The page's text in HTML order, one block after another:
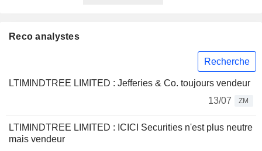
Reco analystes
Recherche
LTIMINDTREE LIMITED : Jefferies & Co. toujours vendeur
13/07
ZM
LTIMINDTREE LIMITED : ICICI Securities n'est plus neutre
mais vendeur